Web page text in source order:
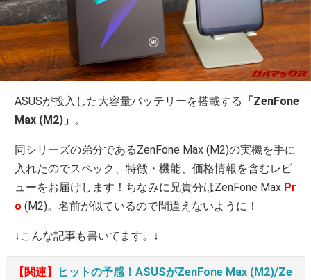
ASUSが投入した大容量バッテリーを搭載する 「ZenFone
Max (M2)」 。
同シリーズの弟分であるZenFone Max (M2)の実機を手に
入れたのでスペック、特徴・機能、価格情報を含むレビ
ューをお届けします！ちなみに兄貴分はZenFone Max Pr
o (M2)。名前が似ているので間違えないように！
↓こんな記事も書いてます。↓
【関連】
ヒットの予感！ASUSがZenFone Max (M2)/Ze